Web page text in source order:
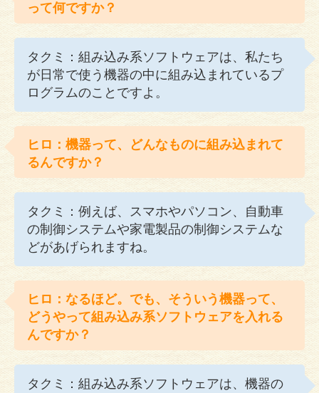
って何ですか？
タクミ：組み込み系ソフトウェアは、私たち
が日常で使う機器の中に組み込まれているプ
ログラムのことですよ。
ヒロ：機器って、どんなものに組み込まれて
るんですか？
タクミ：例えば、スマホやパソコン、自動車
の制御システムや家電製品の制御システムな
どがあげられますね。
ヒロ：なるほど。でも、そういう機器って、
どうやって組み込み系ソフトウェアを入れる
んですか？
タクミ：組み込み系ソフトウェアは、機器の